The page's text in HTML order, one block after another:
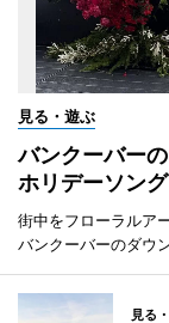
見る・遊ぶ
バンクーバー
ホリデーソン
街中をフローラルア
バンクーバーのダウ
見る